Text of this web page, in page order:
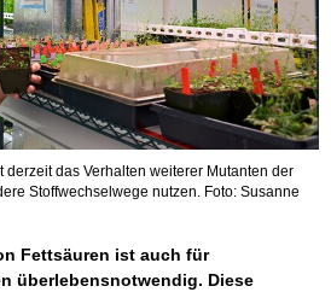
das Verhalten weiterer Mutanten der
Stoffwechselwege nutzen. Foto: Susanne
Fettsäuren ist auch für
überlebensnotwendig. Diese